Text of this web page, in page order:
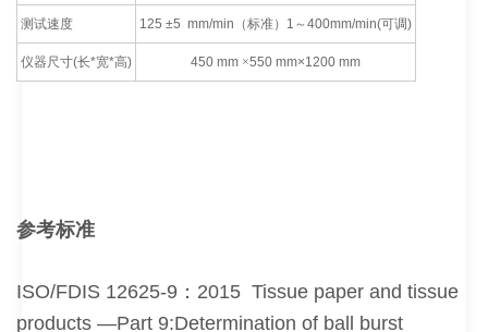
测试速度 125±5 mm/min （标准） 1 ～400mm/min(可调)
仪器尺寸(长*宽*高) 450 mm ×550 mm×1200 mm
参考标准
ISO/FDIS 12625-9：2015 Tissue paper and tissue
products —Part 9:Determination of ball burst